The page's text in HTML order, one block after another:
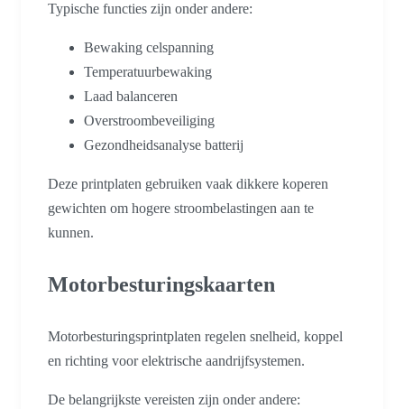
Typische functies zijn onder andere:
Bewaking celspanning
Temperatuurbewaking
Laad balanceren
Overstroombeveiliging
Gezondheidsanalyse batterij
Deze printplaten gebruiken vaak dikkere koperen
gewichten om hogere stroombelastingen aan te
kunnen.
Motorbesturingskaarten
Motorbesturingsprintplaten regelen snelheid, koppel
en richting voor elektrische aandrijfsystemen.
De belangrijkste vereisten zijn onder andere: